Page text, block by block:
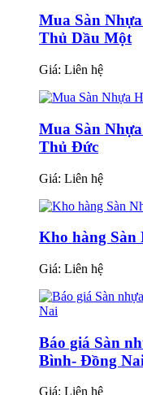
Mua Sàn
Thủ Dầu Một
Giá: Liên hệ
Mua Sàn
Thủ Đức
Giá: Liên hệ
Kho hàng Sàn
Giá: Liên hệ
Báo giá Sàn
Bình- Đồng Nai
Giá: Liên hệ